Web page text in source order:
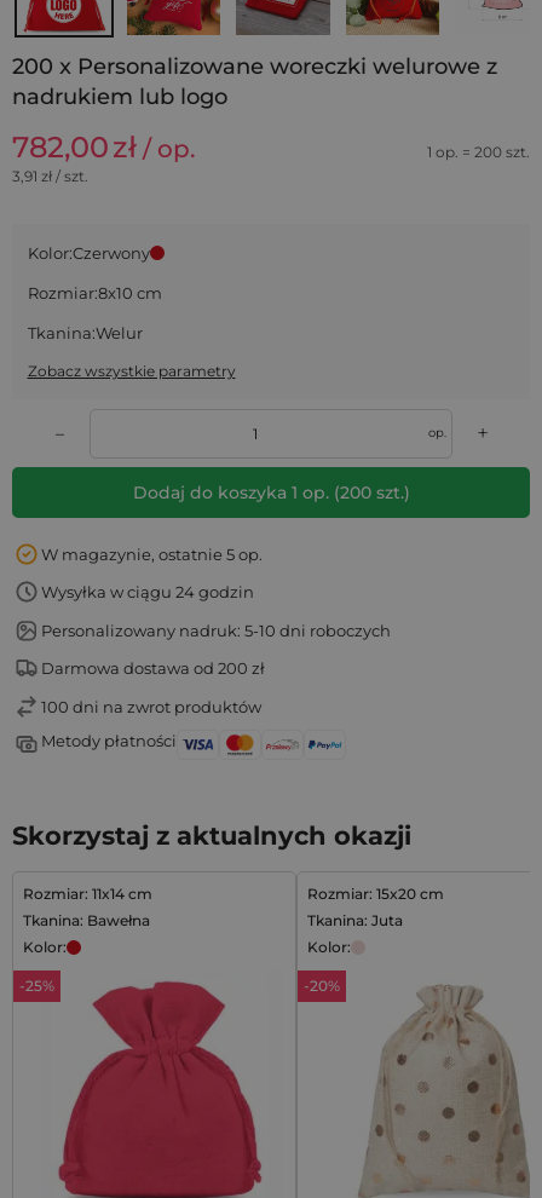
200 x Personalizowane woreczki welurowe z
nadrukiem lub logo
782,00zł / op.
1 op. = 200 szt.
3,91 zł / szt.
Kolor:Czerwony
Rozmiar:8x10 cm
Tkanina:Welur
Zobacz wszystkie parametry
– op. +
Dodaj do koszyka 1 op. (200szt.)
W magazynie, ostatnie 5 op.
Wysyłka w ciągu 24 godzin
Personalizowany nadruk: 5-10 dni roboczych
Darmowa dostawa od 200 zł
100 dni na zwrot produktów
Metody płatności
Skorzystaj z aktualnych okazji
Rozmiar: 11x14 cm
Tkanina: Bawełna
Kolor:
-25%
Rozmiar: 15x20 cm
Tkanina: Juta
Kolor:
-20%